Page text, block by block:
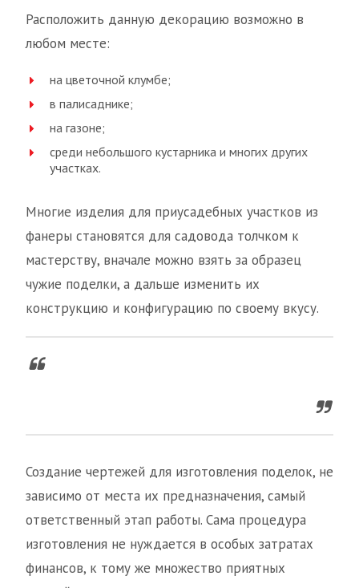
Расположить данную декорацию возможно в
любом месте:
на цветочной клумбе;
в палисаднике;
на газоне;
среди небольшого кустарника и многих других
участках.
Многие изделия для приусадебных участков из
фанеры становятся для садовода толчком к
мастерству, вначале можно взять за образец
чужие поделки, а дальше изменить их
конструкцию и конфигурацию по своему вкусу.
Создание чертежей для изготовления поделок, не
зависимо от места их предназначения, самый
ответственный этап работы. Сама процедура
изготовления не нуждается в особых затратах
финансов, к тому же множество приятных